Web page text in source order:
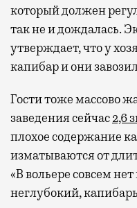
Бизнес-зал
провести переговоры,
окна за тем, как
самолеты. В Москве
в лаунжах. В
несколько — в
гаваней. На
Лаунжи доступны на
который должен
так не и дождалась.
утверждает, что у
капибар и они
Гости тоже массово
заведения сейчас2,6
плохое содержание
изматываются от
«В вольере совсем
неглубокий,